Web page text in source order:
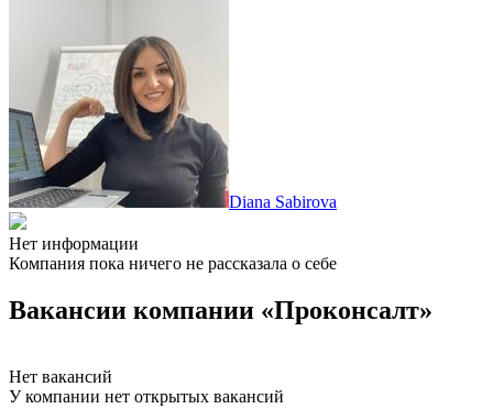
Diana Sabirova
Нет информации
Компания пока ничего не рассказала о себе
Вакансии компании «Проконсалт»
Нет вакансий
У компании нет открытых вакансий